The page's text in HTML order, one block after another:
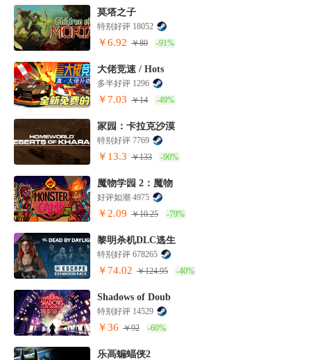
莫塔之子
特别好评 18052
￥6.92 ￥80 -91%
大佬竞速 / Hots
多半好评 1296
￥7.03 ￥14 -49%
家园：卡拉克沙漠
特别好评 7769
￥13.3 ￥133 -90%
魔物学园 2：魔物
好评如潮 4975
￥2.09 ￥10.25 -79%
黎明杀机DLC逃生
特别好评 678265
￥74.02 ￥124.95 -40%
Shadows of Doub
特别好评 14529
￥36 ￥92 -60%
乐高蝙蝠侠2